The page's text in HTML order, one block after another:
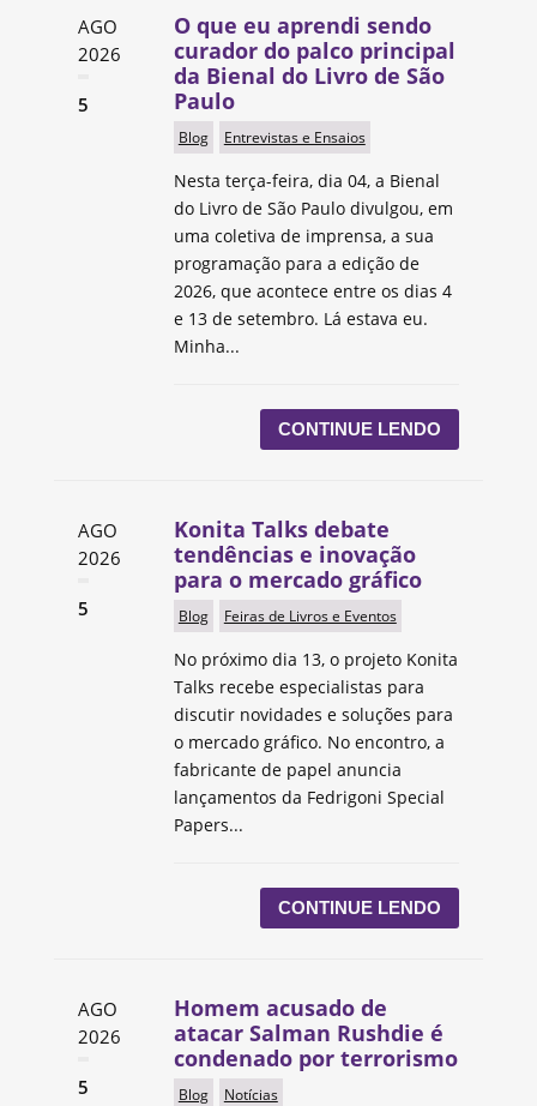
AGO
2026
5
O que eu aprendi sendo
curador do palco principal
da Bienal do Livro de São
Paulo
Blog Entrevistas e Ensaios
Nesta terça-feira, dia 04, a Bienal
do Livro de São Paulo divulgou, em
uma coletiva de imprensa, a sua
programação para a edição de
2026, que acontece entre os dias 4
e 13 de setembro. Lá estava eu.
Minha...
CONTINUE LENDO
AGO
2026
5
Konita Talks debate
tendências e inovação
para o mercado gráfico
Blog Feiras de Livros e Eventos
No próximo dia 13, o projeto Konita
Talks recebe especialistas para
discutir novidades e soluções para
o mercado gráfico. No encontro, a
fabricante de papel anuncia
lançamentos da Fedrigoni Special
Papers...
CONTINUE LENDO
AGO
2026
5
Homem acusado de
atacar Salman Rushdie é
condenado por terrorismo
Blog Notícias